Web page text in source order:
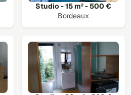
Studio - 15 m² - 500 €
Bordeaux